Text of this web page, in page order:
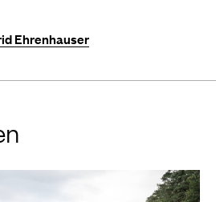
Ehrenhauser